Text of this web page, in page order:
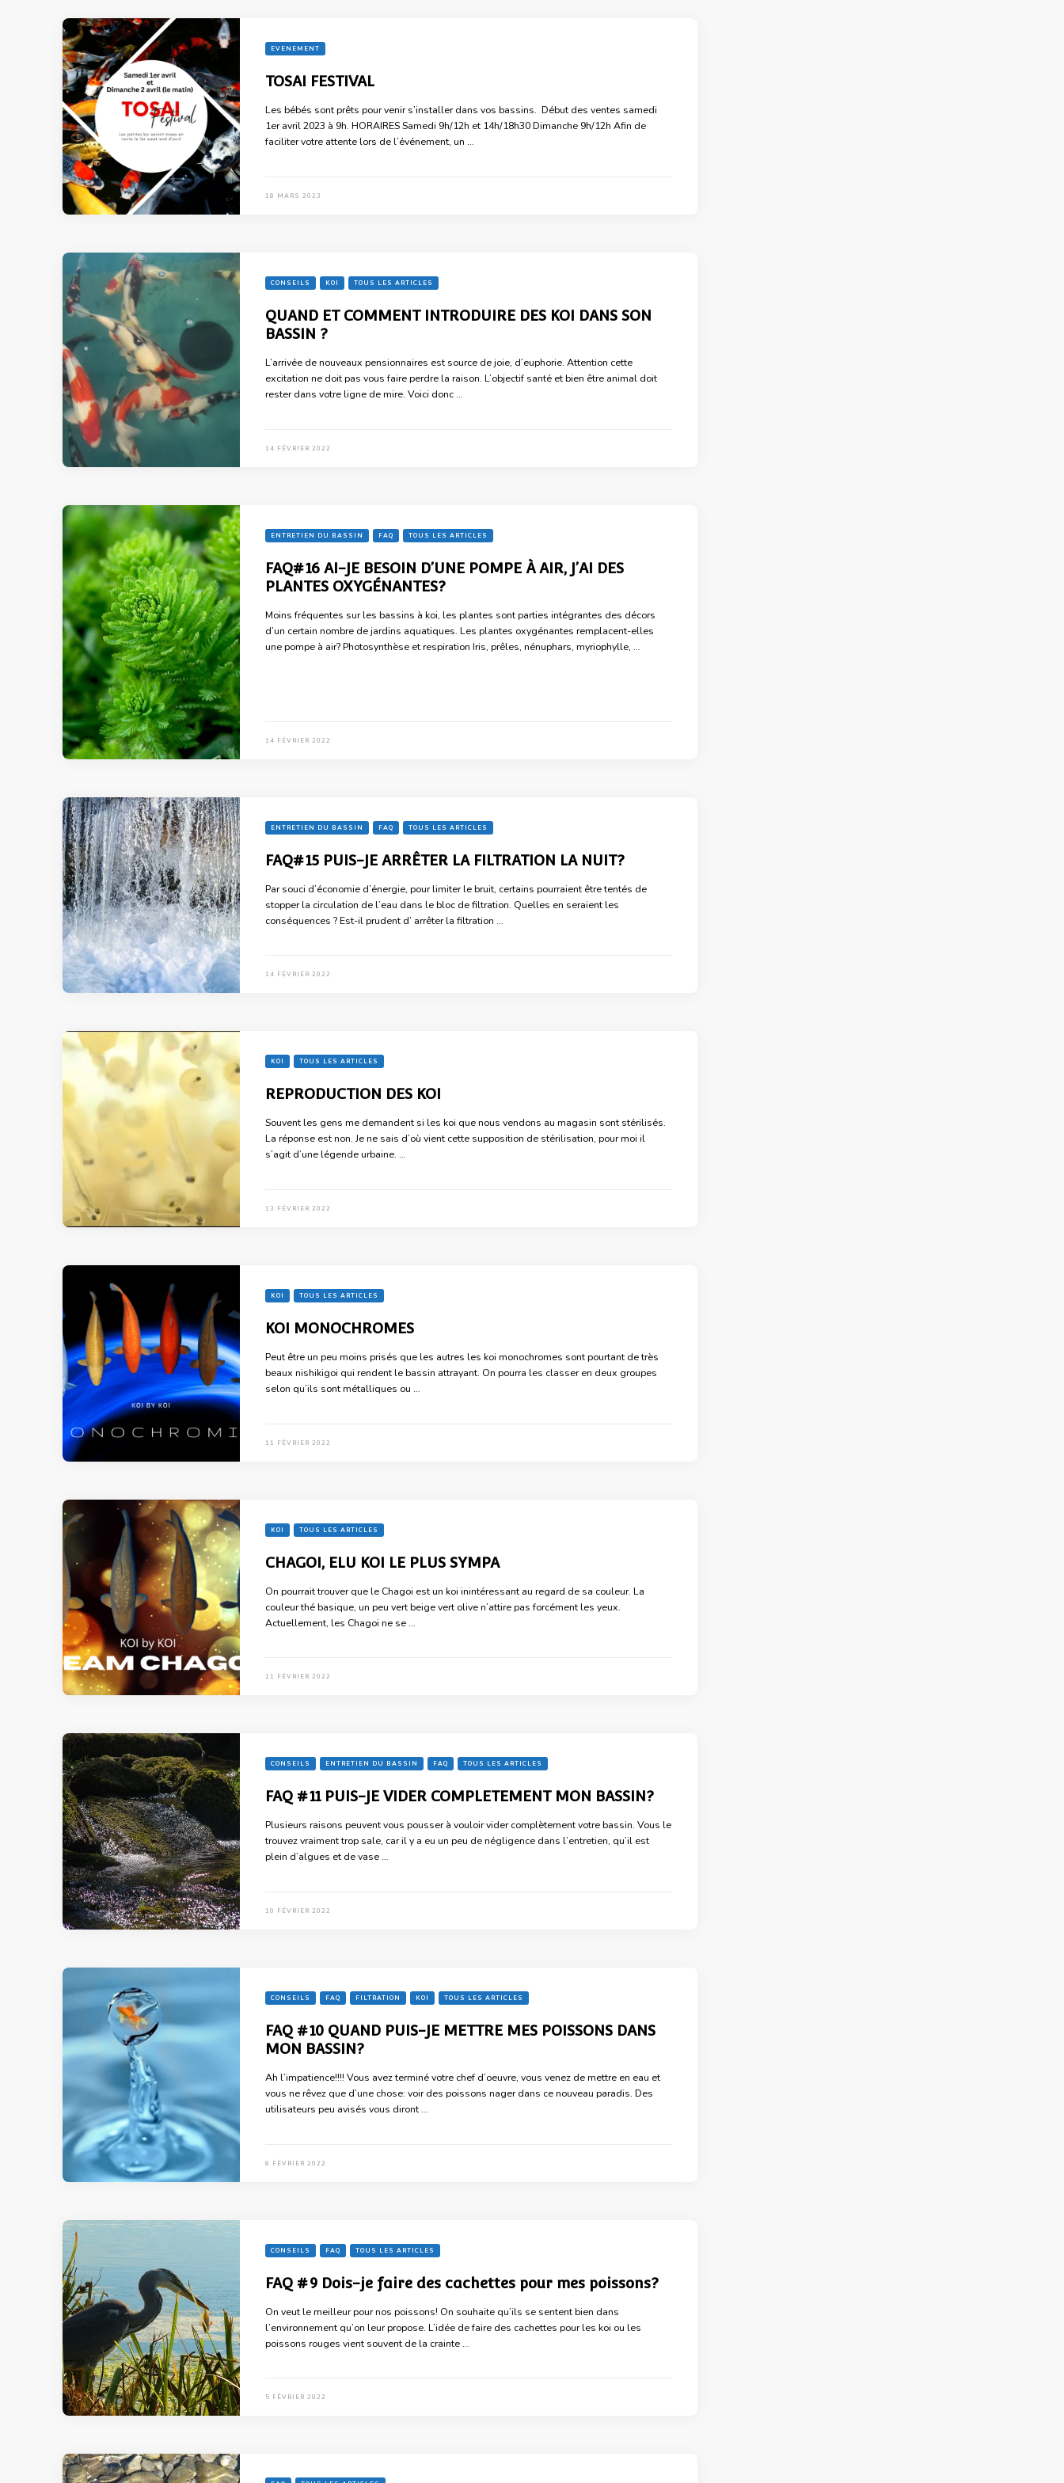
EVENEMENT
TOSAI FESTIVAL
Les bébés sont prêts pour venir s’installer dans vos bassins. Début des ventes samedi
1er avril 2023 à 9h. HORAIRES Samedi 9h/12h et 14h/18h30 Dimanche 9h/12h Afin de
faciliter votre attente lors de l’événement, un …
18 MARS 2023
CONSEILS KOI TOUS LES ARTICLES
QUAND ET COMMENT INTRODUIRE DES KOI DANS SON
BASSIN ?
L’arrivée de nouveaux pensionnaires est source de joie, d’euphorie. Attention cette
excitation ne doit pas vous faire perdre la raison. L’objectif santé et bien être animal doit
rester dans votre ligne de mire. Voici donc …
14 FÉVRIER 2022
ENTRETIEN DU BASSIN FAQ TOUS LES ARTICLES
FAQ#16 AI-JE BESOIN D’UNE POMPE À AIR, J’AI DES
PLANTES OXYGÉNANTES?
Moins fréquentes sur les bassins à koi, les plantes sont parties intégrantes des décors
d’un certain nombre de jardins aquatiques. Les plantes oxygénantes remplacent-elles
une pompe à air? Photosynthèse et respiration Iris, prêles, nénuphars, myriophylle, …
14 FÉVRIER 2022
ENTRETIEN DU BASSIN FAQ TOUS LES ARTICLES
FAQ#15 PUIS-JE ARRÊTER LA FILTRATION LA NUIT?
Par souci d’économie d’énergie, pour limiter le bruit, certains pourraient être tentés de
stopper la circulation de l’eau dans le bloc de filtration. Quelles en seraient les
conséquences ? Est-il prudent d’ arrêter la filtration …
14 FÉVRIER 2022
KOI TOUS LES ARTICLES
REPRODUCTION DES KOI
Souvent les gens me demandent si les koi que nous vendons au magasin sont stérilisés.
La réponse est non. Je ne sais d’où vient cette supposition de stérilisation, pour moi il
s’agit d’une légende urbaine. …
13 FÉVRIER 2022
KOI TOUS LES ARTICLES
KOI MONOCHROMES
Peut être un peu moins prisés que les autres les koi monochromes sont pourtant de très
beaux nishikigoi qui rendent le bassin attrayant. On pourra les classer en deux groupes
selon qu’ils sont métalliques ou …
11 FÉVRIER 2022
KOI TOUS LES ARTICLES
CHAGOI, ELU KOI LE PLUS SYMPA
On pourrait trouver que le Chagoi est un koi inintéressant au regard de sa couleur. La
couleur thé basique, un peu vert beige vert olive n’attire pas forcément les yeux.
Actuellement, les Chagoi ne se …
11 FÉVRIER 2022
CONSEILS ENTRETIEN DU BASSIN FAQ TOUS LES ARTICLES
FAQ #11 PUIS-JE VIDER COMPLETEMENT MON BASSIN?
Plusieurs raisons peuvent vous pousser à vouloir vider complètement votre bassin. Vous le
trouvez vraiment trop sale, car il y a eu un peu de négligence dans l’entretien, qu’il est
plein d’algues et de vase …
10 FÉVRIER 2022
CONSEILS FAQ FILTRATION KOI TOUS LES ARTICLES
FAQ #10 QUAND PUIS-JE METTRE MES POISSONS DANS
MON BASSIN?
Ah l’impatience!!!! Vous avez terminé votre chef d’oeuvre, vous venez de mettre en eau et
vous ne rêvez que d’une chose: voir des poissons nager dans ce nouveau paradis. Des
utilisateurs peu avisés vous diront …
8 FÉVRIER 2022
CONSEILS FAQ TOUS LES ARTICLES
FAQ #9 Dois-je faire des cachettes pour mes poissons?
On veut le meilleur pour nos poissons! On souhaite qu’ils se sentent bien dans
l’environnement qu’on leur propose. L’idée de faire des cachettes pour les koi ou les
poissons rouges vient souvent de la crainte …
5 FÉVRIER 2022